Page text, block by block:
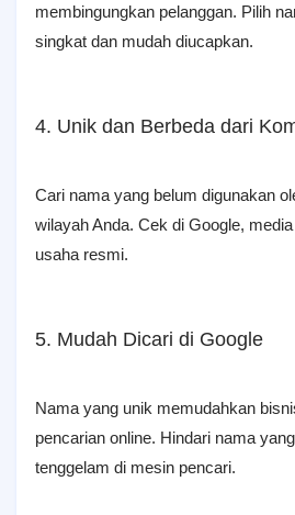
membingungkan pelanggan. Pilih
singkat dan mudah diucapkan.
4. Unik dan Berbeda dari
Cari nama yang belum digunakan
wilayah Anda. Cek di Google,
usaha resmi.
5. Mudah Dicari di Google
Nama yang unik memudahkan
pencarian online. Hindari nama
tenggelam di mesin pencari.